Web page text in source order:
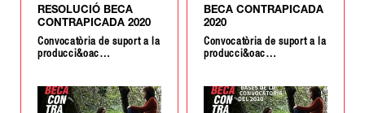
RESOLUCIÓ BECA
CONTRAPICADA 2020
Convocatòria de suport a la
producci&oac…
BECA CONTRAPICADA
2020
Convocatòria de suport a la
producci&oac…